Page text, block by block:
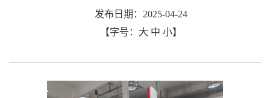
发布日期：2025-04-24
【字号： 大 中 小】